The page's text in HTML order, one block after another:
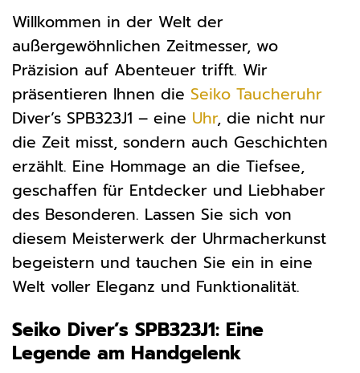
Willkommen in der Welt der
außergewöhnlichen Zeitmesser, wo
Präzision auf Abenteuer trifft. Wir
präsentieren Ihnen die Seiko Taucheruhr
Diver’s SPB323J1 – eine Uhr, die nicht nur
die Zeit misst, sondern auch Geschichten
erzählt. Eine Hommage an die Tiefsee,
geschaffen für Entdecker und Liebhaber
des Besonderen. Lassen Sie sich von
diesem Meisterwerk der Uhrmacherkunst
begeistern und tauchen Sie ein in eine
Welt voller Eleganz und Funktionalität.
Seiko Diver’s SPB323J1: Eine
Legende am Handgelenk